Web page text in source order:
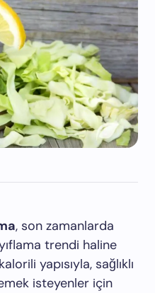
, son zamanlarda
trendi haline
yapısıyla, sağlıklı
isteyenler için